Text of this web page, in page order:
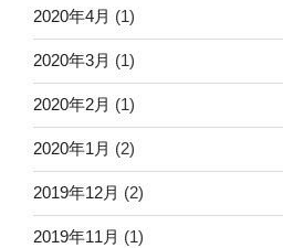
2020年4月 (1)
2020年3月 (1)
2020年2月 (1)
2020年1月 (2)
2019年12月 (2)
2019年11月 (1)